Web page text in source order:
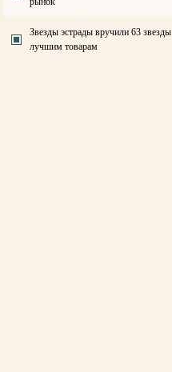
Звезды эстрады вручили 63 звезды
лучшим товарам